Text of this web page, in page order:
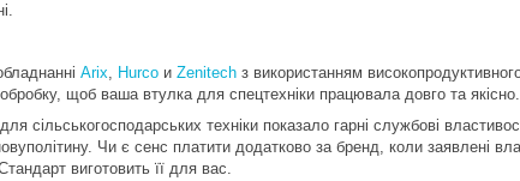
Arix Hurco и Zenitech з використанням
щоб ваша втулка для спецтехніки працювала довго та якісно.
сільськогосподарських техніки показало гарні службові
Чи є сенс платити додатково за бренд, коли заявлені
виготовить її для вас.